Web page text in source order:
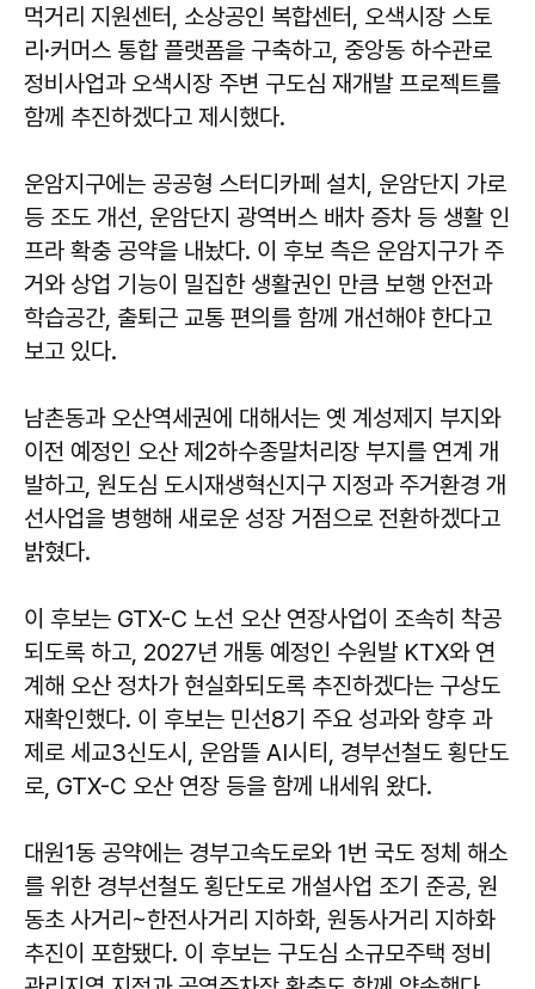
먹거리 지원센터, 소상공인 복합센터, 오색시장 스토
리·커머스 통합 플랫폼을 구축하고, 중앙동 하수관로
정비사업과 오색시장 주변 구도심 재개발 프로젝트를
함께 추진하겠다고 제시했다.
운암지구에는 공공형 스터디카페 설치, 운암단지 가로
등 조도 개선, 운암단지 광역버스 배차 증차 등 생활 인
프라 확충 공약을 내놨다. 이 후보 측은 운암지구가 주
거와 상업 기능이 밀집한 생활권인 만큼 보행 안전과
학습공간, 출퇴근 교통 편의를 함께 개선해야 한다고
보고 있다.
남촌동과 오산역세권에 대해서는 옛 계성제지 부지와
이전 예정인 오산 제2하수종말처리장 부지를 연계 개
발하고, 원도심 도시재생혁신지구 지정과 주거환경 개
선사업을 병행해 새로운 성장 거점으로 전환하겠다고
밝혔다.
이 후보는 GTX-C 노선 오산 연장사업이 조속히 착공
되도록 하고, 2027년 개통 예정인 수원발 KTX와 연
계해 오산 정차가 현실화되도록 추진하겠다는 구상도
재확인했다. 이 후보는 민선8기 주요 성과와 향후 과
제로 세교3신도시, 운암뜰 AI시티, 경부선철도 횡단도
로, GTX-C 오산 연장 등을 함께 내세워 왔다.
대원1동 공약에는 경부고속도로와 1번 국도 정체 해소
를 위한 경부선철도 횡단도로 개설사업 조기 준공, 원
동초 사거리~한전사거리 지하화, 원동사거리 지하화
추진이 포함됐다. 이 후보는 구도심 소규모주택 정비